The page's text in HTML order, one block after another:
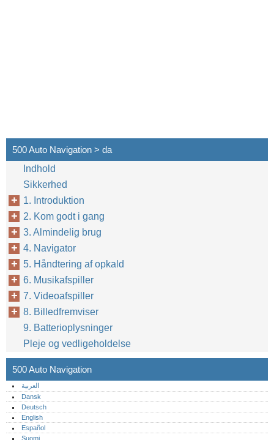
500 Auto Navigation > da
Indhold
Sikkerhed
1. Introduktion
2. Kom godt i gang
3. Almindelig brug
4. Navigator
5. Håndtering af opkald
6. Musikafspiller
7. Videoafspiller
8. Billedfremviser
9. Batterioplysninger
Pleje og vedligeholdelse
500 Auto Navigation
العربية
Dansk
Deutsch
English
Español
Suomi